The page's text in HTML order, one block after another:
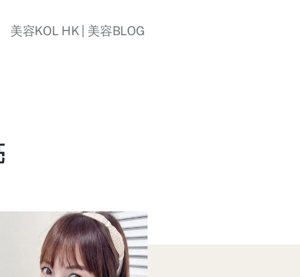
美容KOL HK | 美容BLOG